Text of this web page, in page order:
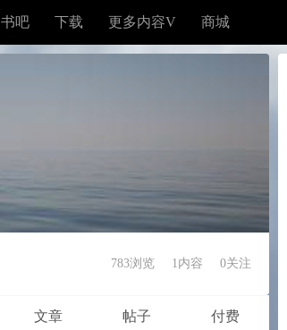
书吧 下载 更多内容V 商城
783浏览 1内容 0关注
文章 帖子 付费